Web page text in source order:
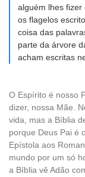
alguém lhes fizer
os flagelos
coisa das
parte da árvore
acham escritas
O Espírito é nosso
dizer, nossa Mãe.
vida, mas a Bíblia
porque Deus Pai é
Epístola aos
mundo por um só
a Bíblia vê Adão